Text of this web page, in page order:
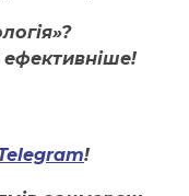
!